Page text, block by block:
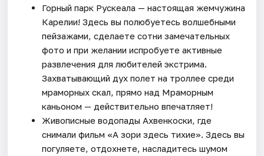
Горный парк Рускеала — настоящая жемчужина
Карелии! Здесь вы полюбуетесь волшебными
пейзажами, сделаете сотни замечательных
фото и при желании испробуете активные
развлечения для любителей экстрима.
Захватывающий дух полет на троллее среди
мраморных скал, прямо над Мраморным
каньоном — действительно впечатляет!
Живописные водопады Ахвенкоски, где
снимали фильм «А зори здесь тихие». Здесь вы
погуляете, отдохнете, насладитесь шумом